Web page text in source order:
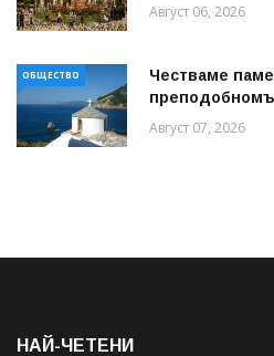
Август 06, 2026
ОБЩЕСТВО
Честваме
Август 07, 2026
НАЙ-ЧЕТЕНИ